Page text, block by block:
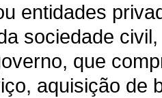
entidades
sociedade
que
aquisição de